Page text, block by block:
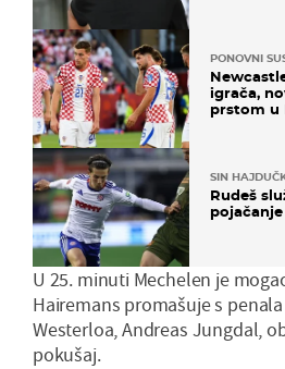
PONOVNI
igrača,
prstom u
SIN
Rudeš
U 25. minuti Mechelen je
Hairemans promašuje s
Westerloa, Andreas Jungdal,
pokušaj.